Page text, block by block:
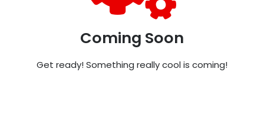
Coming Soon
Get ready! Something really cool is coming!